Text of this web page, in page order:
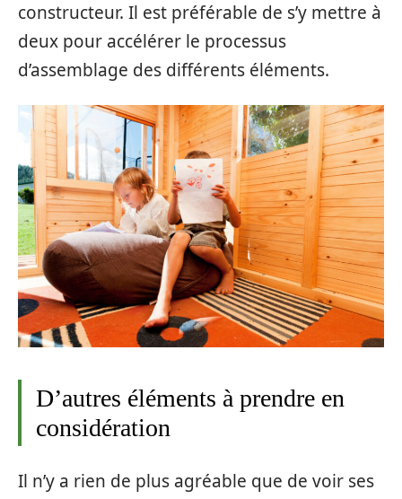
constructeur. Il est préférable de s’y mettre à
deux pour accélérer le processus
d’assemblage des différents éléments.
D’autres éléments à prendre en
considération
Il n’y a rien de plus agréable que de voir ses